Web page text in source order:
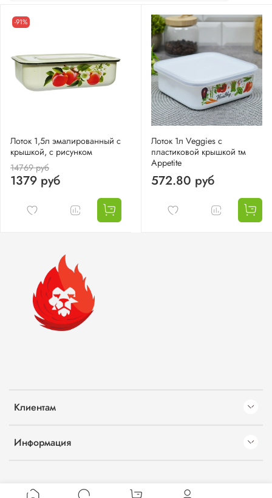
-91%
Лоток 1,5л эмалированный с
крышкой, с рисунком
14769 руб
1379 руб
Лоток 1л Veggies с
пластиковой крышкой тм
Appetite
572.80 руб
Клиентам
Информация